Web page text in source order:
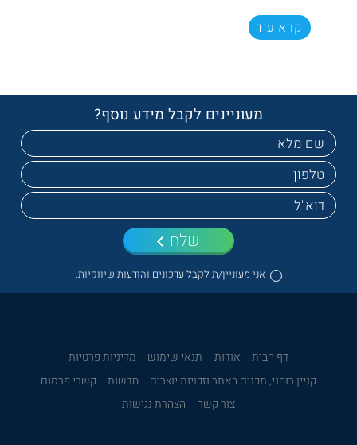
קרא עוד
מעוניינים לקבל מידע נוסף?
אני מעוניין/ת לקבל עדכונים והודעות שיווקיות.
שלח
דף הבית אודות תנאי שימוש
מדיניות פרטיות
קניין רוחני, תכנים באתר וזכויות יוצרים
חדשות
קשרי פרסום
צור קשר
הצהרת נגישות